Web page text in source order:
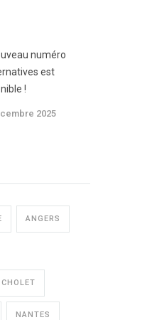
numéro
est
!
2025
ANGERS
CHOLET
NANTES